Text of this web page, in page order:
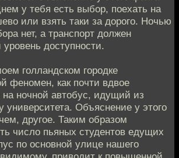
у тебя есть выбор, поехать на
или взять таки за дорого. Ночью
нет, а транспорт должен
уровень доступности.
голландском городке
феномен, как почти вдвое
ночной автобус, идущий из
университета. Объяснение у этого
другое. Таким образом
число пьяных студентов едущих
по основной улице нашего